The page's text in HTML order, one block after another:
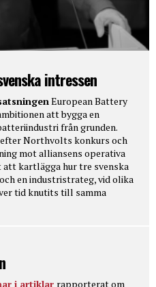
intressen
European Battery
att bygga en
från grunden.
efter Northvolts konkurs och
mot alliansens operativa
kartlägga hur tre svenska
en industristrateg, vid olika
tid knutits till samma
i artiklar rapporterat om